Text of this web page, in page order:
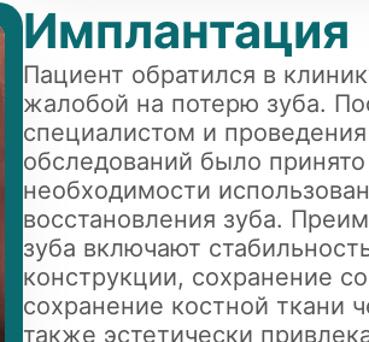
Имплантация
Пациент обратился в
жалобой на потерю зуба.
специалистом и
обследований было
необходимости
восстановления зуба.
зуба включают
конструкции, сохранение
сохранение костной ткани
также эстетически